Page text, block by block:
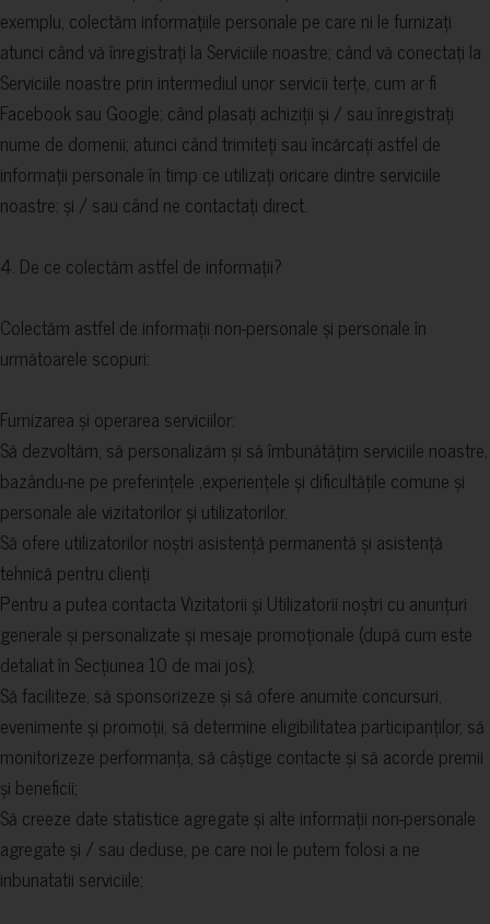
exemplu, colectăm informațiile personale pe care ni le furnizați
atunci când vă înregistrați la Serviciile noastre; când vă conectați la
Serviciile noastre prin intermediul unor servicii terțe, cum ar fi
Facebook sau Google; când plasați achiziții și / sau înregistrați
nume de domenii; atunci când trimiteți sau încărcați astfel de
informații personale în timp ce utilizați oricare dintre serviciile
noastre; și / sau când ne contactați direct.
4. De ce colectăm astfel de informații?
Colectăm astfel de informații non-personale și personale în
următoarele scopuri:
Furnizarea și operarea serviciilor:
Să dezvoltăm, să personalizăm și să îmbunătățim serviciile noastre,
bazându-ne pe preferințele ,experiențele și dificultățile comune și
personale ale vizitatorilor și utilizatorilor.
Să ofere utilizatorilor noștri asistență permanentă și asistență
tehnică pentru clienți
Pentru a putea contacta Vizitatorii și Utilizatorii noștri cu anunțuri
generale și personalizate și mesaje promoționale (după cum este
detaliat în Secțiunea 10 de mai jos);
Să faciliteze, să sponsorizeze și să ofere anumite concursuri,
evenimente și promoții, să determine eligibilitatea participanților, să
monitorizeze performanța, să câștige contacte și să acorde premii
și beneficii;
Să creeze date statistice agregate și alte informații non-personale
agregate și / sau deduse, pe care noi le putem folosi a ne
inbunatatii serviciile;